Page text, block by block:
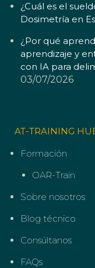
¿Cuál es el
Dosimetría en
¿Por qué
aprendizaje y
con IA para
03/07/2026
AT-TRAINING
Formación
OAR-Train
Sobre nosotros
Blog técnico
Consúltanos
FAQs